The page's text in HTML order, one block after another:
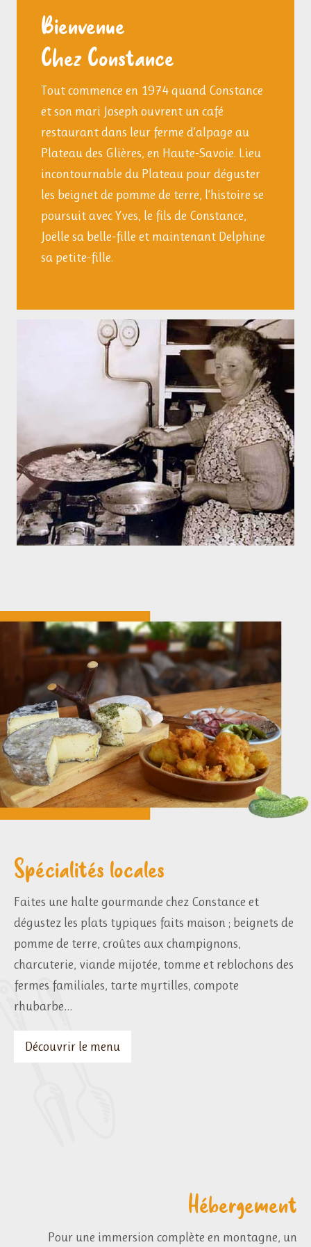
Bienvenue
Chez Constance
Tout commence en 1974 quand Constance
et son mari Joseph ouvrent un café
restaurant dans leur ferme d’alpage au
Plateau des Glières, en Haute-Savoie. Lieu
incontournable du Plateau pour déguster
les beignet de pomme de terre, l’histoire se
poursuit avec Yves, le fils de Constance,
Joëlle sa belle-fille et maintenant Delphine
sa petite-fille.
Spécialités locales
Faites une halte gourmande chez Constance et
dégustez les plats typiques faits maison ; beignets de
pomme de terre, croûtes aux champignons,
charcuterie, viande mijotée, tomme et reblochons des
fermes familiales, tarte myrtilles, compote
rhubarbe…
Découvrir le menu
Hébergement
Pour une immersion complète en montagne, un